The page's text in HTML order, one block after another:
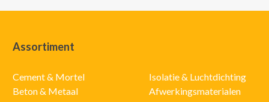
Assortiment
Cement & Mortel
Beton & Metaal
Isolatie & Luchtdichting
Afwerkingsmaterialen